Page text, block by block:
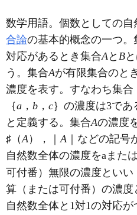
数学用語。個数としての自
合論の基本的概念の一つ。
対応があるとき集合Aと B
う。集合Aが有限集合のと
濃度を表す。すなわち集合
｛a ， b ， c｝の濃度は3で
と定義する。集合Aの濃度
♯（A），｜A ｜などの記号
自然数全体の濃度をaまた
可付番）無限の濃度とい
算（または可付番）の濃
自然数全体と1対1の対応